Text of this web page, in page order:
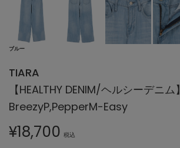
ブルー
TIARA
【HEALTHY DENIM/ヘルシーデニム】
BreezyP,PepperM-Easy
¥18,700 税込